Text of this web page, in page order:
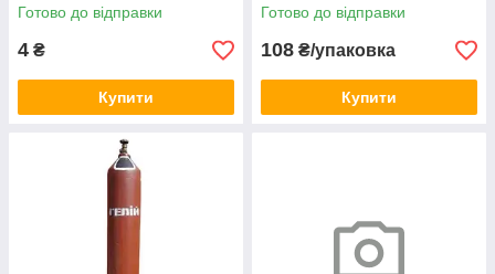
Готово до відправки
4 ₴
Купити
Готово до відправки
108 ₴/упаковка
Купити